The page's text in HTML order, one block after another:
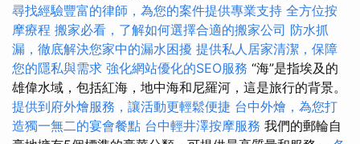
尋找經驗豐富的律師，為您的案件提供專業支持 全方位按
摩療程 搬家必看，了解如何選擇合適的搬家公司 防水抓
漏，徹底解決您家中的漏水困擾 提供私人居家清潔，保障
您的隱私與需求 強化網站優化的SEO服務 “海”是指埃及的
雄偉水域，包括紅海，地中海和尼羅河，這是旅行的背景。
提供到府外燴服務，讓活動更輕鬆便捷 台中外燴，為您打
造獨一無二的宴會餐點 台中輕井澤按摩服務 我們的郵輪自